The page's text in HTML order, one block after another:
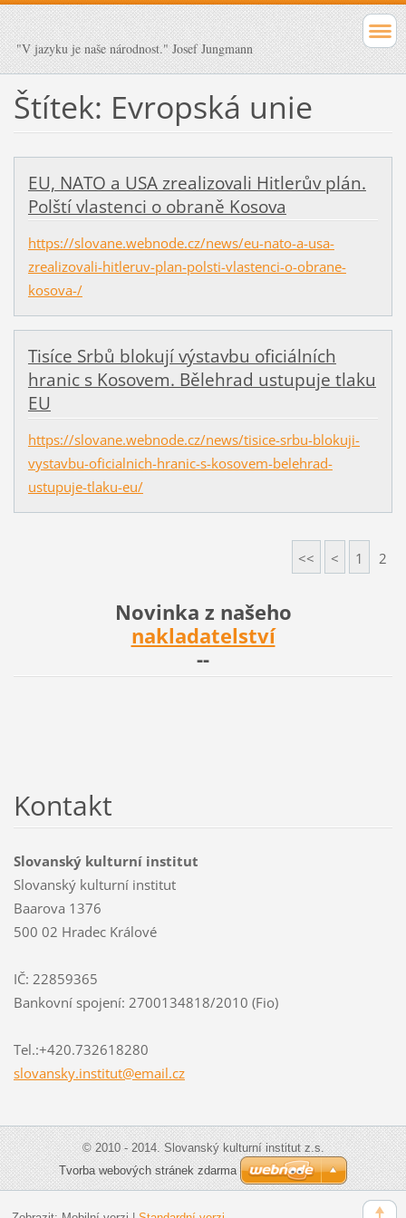
"V jazyku je naše národnost." Josef Jungmann
Štítek: Evropská unie
EU, NATO a USA zrealizovali Hitlerův plán.
Polští vlastenci o obraně Kosova
https://slovane.webnode.cz/news/eu-nato-a-usa-
zrealizovali-hitleruv-plan-polsti-vlastenci-o-obrane-
kosova-/
Tisíce Srbů blokují výstavbu oficiálních
hranic s Kosovem. Bělehrad ustupuje tlaku
EU
https://slovane.webnode.cz/news/tisice-srbu-blokuji-
vystavbu-oficialnich-hranic-s-kosovem-belehrad-
ustupuje-tlaku-eu/
<< < 1 2
Novinka z našeho
nakladatelství
--
Kontakt
Slovanský kulturní institut
Slovanský kulturní institut
Baarova 1376
500 02 Hradec Králové
IČ: 22859365
Bankovní spojení: 2700134818/2010 (Fio)
Tel.:+420.732618280
slovansky.institut@email.cz
© 2010 - 2014. Slovanský kulturní institut z.s.
Tvorba webových stránek zdarma